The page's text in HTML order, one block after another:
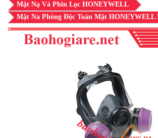
Mặt Nạ Và Phin Lọc HONEYWELL
Mặt Na Phòng Độc Toàn Mặt HONEYWELL